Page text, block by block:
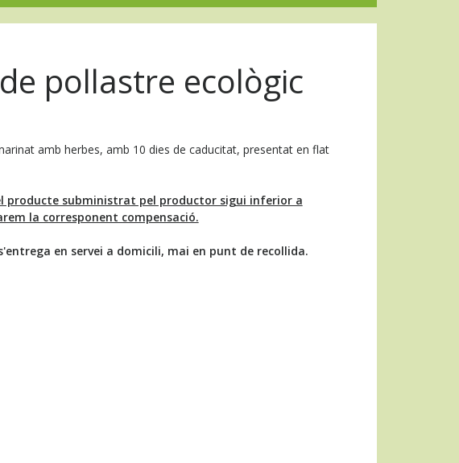
pollastre ecològic
amb herbes, amb 10 dies de caducitat, presentat en flat
producte subministrat pel productor sigui inferior a
la corresponent compensació.
en servei a domicili, mai en punt de recollida.